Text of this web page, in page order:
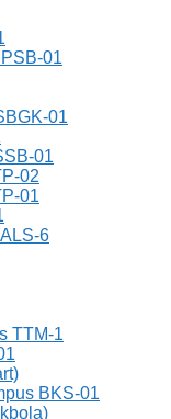
01
01
01
02
01
6
TTM-1
BKS-01